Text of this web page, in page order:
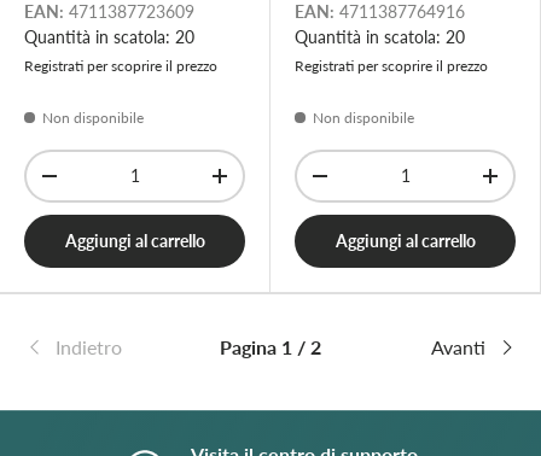
EAN: 4711387723609
Quantità in scatola: 20
Registrati per scoprire il prezzo
Non disponibile
Q.tà
-
+
Aggiungi al carrello
EAN: 4711387764916
Quantità in scatola: 20
Registrati per scoprire il prezzo
Non disponibile
Q.tà
-
+
Aggiungi al carrello
Indietro Pagina 1 / 2 Avanti